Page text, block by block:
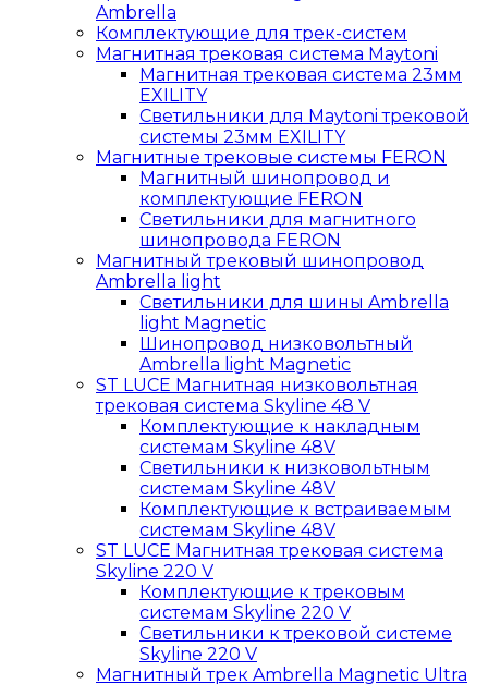
Ambrella
Комплектующие для трек-систем
Магнитная трековая система Maytoni
Магнитная трековая система 23мм
EXILITY
Светильники для Maytoni трековой
системы 23мм EXILITY
Магнитные трековые системы FERON
Магнитный шинопровод и
комплектующие FERON
Светильники для магнитного
шинопровода FERON
Магнитный трековый шинопровод
Ambrella light
Светильники для шины Ambrella
light Magnetic
Шинопровод низковольтный
Ambrella light Magnetic
ST LUCE Магнитная низковольтная
трековая система Skyline 48 V
Комплектующие к накладным
системам Skyline 48V
Светильники к низковольтным
системам Skyline 48V
Комплектующие к встраиваемым
системам Skyline 48V
ST LUCE Магнитная трековая система
Skyline 220 V
Комплектующие к трековым
системам Skyline 220 V
Светильники к трековой системе
Skyline 220 V
Магнитный трек Ambrella Magnetic Ultra